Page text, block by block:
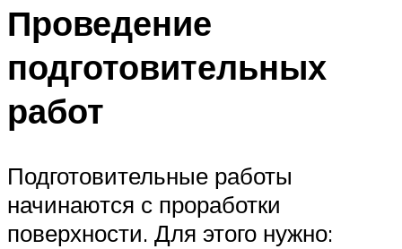
Проведение
подготовительных
работ
Подготовительные работы
начинаются с проработки
поверхности. Для этого нужно: